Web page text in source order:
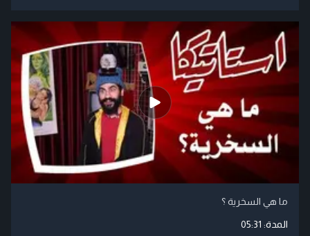
ما هي السخرية ؟
المدة: 05:31